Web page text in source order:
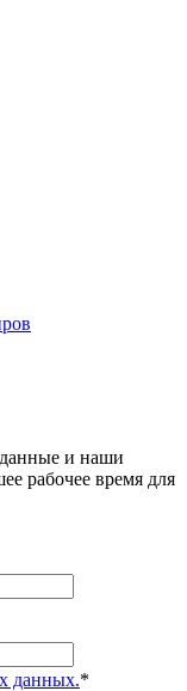
и наши
рабочее время для
данных.*